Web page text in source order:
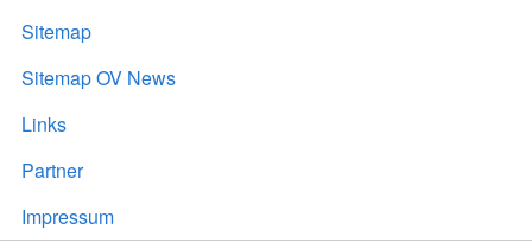
Sitemap
Sitemap OV News
Links
Partner
Impressum